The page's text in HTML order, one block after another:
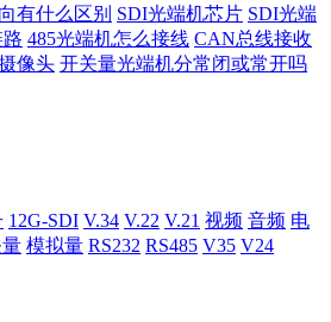
有什么区别 SDI光端机芯片 SDI光端
485光端机怎么接线 CAN总线接收
像头 开关量光端机分常闭或常开吗
12G-SDI V.34 V.22 V.21 视频 音频 电
模拟量 RS232 RS485 V35 V24